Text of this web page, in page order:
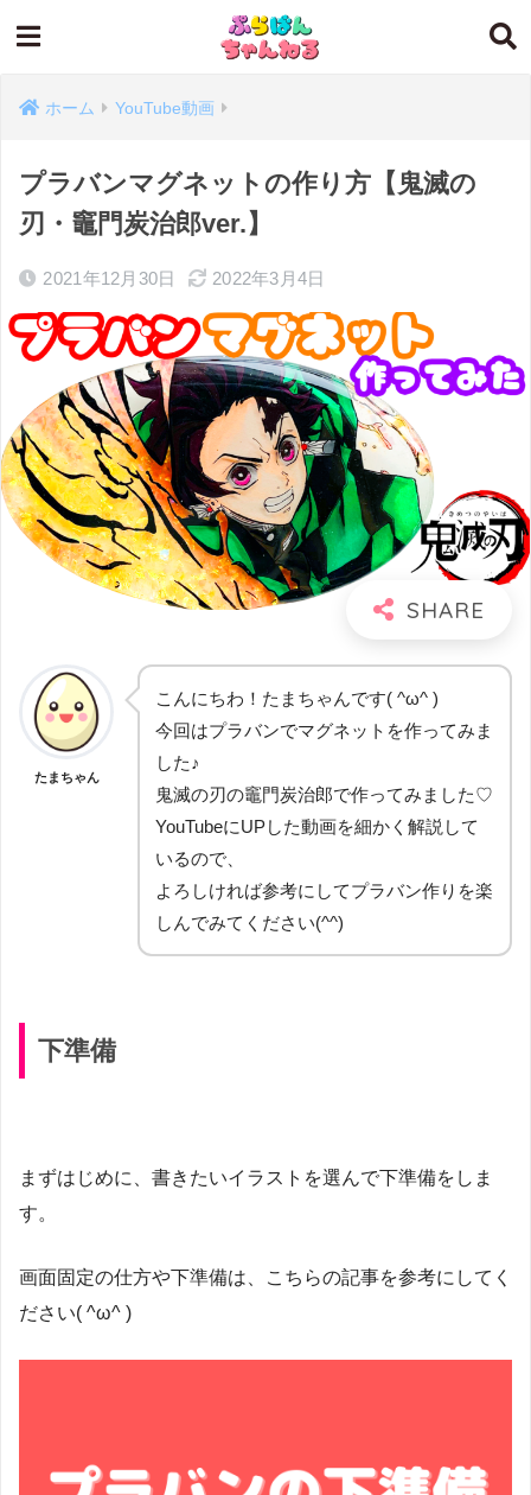
ホーム YouTube動画
プラバンマグネットの作り方【鬼滅の
刃・竈門炭治郎ver.】
2021年12月30日 2022年3月4日
たまちゃん
こんにちわ！たまちゃんです( ^ω^ )
今回はプラバンでマグネットを作ってみま
した♪
鬼滅の刃の竈門炭治郎で作ってみました♡
YouTubeにUPした動画を細かく解説して
いるので、
よろしければ参考にしてプラバン作りを楽
しんでみてください(^^)
下準備
まずはじめに、書きたいイラストを選んで下準備をしま
す。
画面固定の仕方や下準備は、こちらの記事を参考にしてく
ださい( ^ω^ )